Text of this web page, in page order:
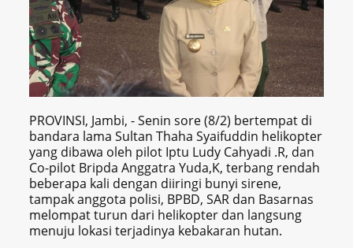
PROVINSI, Jambi, - Senin sore (8/2) bertempat di
bandara lama Sultan Thaha Syaifuddin helikopter
yang dibawa oleh pilot Iptu Ludy Cahyadi .R, dan
Co-pilot Bripda Anggatra Yuda,K, terbang rendah
beberapa kali dengan diiringi bunyi sirene,
tampak anggota polisi, BPBD, SAR dan Basarnas
melompat turun dari helikopter dan langsung
menuju lokasi terjadinya kebakaran hutan.